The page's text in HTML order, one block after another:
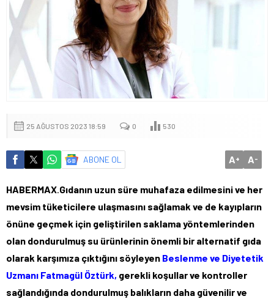
25 AĞUSTOS 2023 18:59 0 530
ABONE OL A+ A-
HABERMAX Gıdanın uzun süre muhafaza edilmesini ve her
mevsim tüketicilere ulaşmasını sağlamak ve de kayıpların
önüne geçmek için geliştirilen saklama yöntemlerinden
olan dondurulmuş su ürünlerinin önemli bir alternatif gıda
olarak karşımıza çıktığını söyleyen Beslenme ve Diyetetik
Uzmanı Fatmagül Öztürk, gerekli koşullar ve kontroller
sağlandığında dondurulmuş balıkların daha güvenilir ve